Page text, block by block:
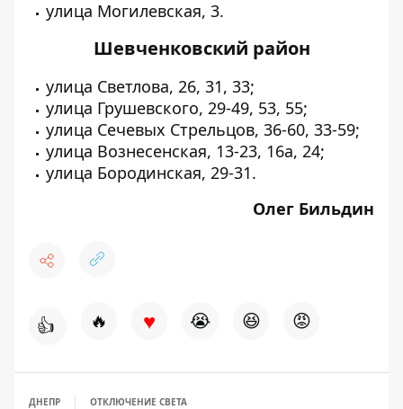
улица Могилевская, 3.
Шевченковский район
улица Светлова, 26, 31, 33;
улица Грушевского, 29-49, 53, 55;
улица Сечевых Стрельцов, 36-60, 33-59;
улица Вознесенская, 13-23, 16а, 24;
улица Бородинская, 29-31.
Олег Бильдин
👍 🔥 ♥ 😭 😆 😡
ДНЕПР ОТКЛЮЧЕНИЕ СВЕТА